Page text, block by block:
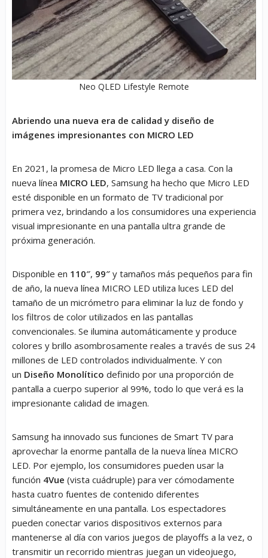
Neo QLED Lifestyle Remote
Abriendo una nueva era de calidad y diseño de
imágenes impresionantes con MICRO LED
En 2021, la promesa de Micro LED llega a casa. Con la
nueva línea MICRO LED, Samsung ha hecho que Micro LED
esté disponible en un formato de TV tradicional por
primera vez, brindando a los consumidores una experiencia
visual impresionante en una pantalla ultra grande de
próxima generación.
Disponible en 110″, 99″ y tamaños más pequeños para fin
de año, la nueva línea MICRO LED utiliza luces LED del
tamaño de un micrómetro para eliminar la luz de fondo y
los filtros de color utilizados en las pantallas
convencionales. Se ilumina automáticamente y produce
colores y brillo asombrosamente reales a través de sus 24
millones de LED controlados individualmente. Y con
un Diseño Monolítico definido por una proporción de
pantalla a cuerpo superior al 99%, todo lo que verá es la
impresionante calidad de imagen.
Samsung ha innovado sus funciones de Smart TV para
aprovechar la enorme pantalla de la nueva línea MICRO
LED. Por ejemplo, los consumidores pueden usar la
función 4Vue (vista cuádruple) para ver cómodamente
hasta cuatro fuentes de contenido diferentes
simultáneamente en una pantalla. Los espectadores
pueden conectar varios dispositivos externos para
mantenerse al día con varios juegos de playoffs a la vez, o
transmitir un recorrido mientras juegan un videojuego,